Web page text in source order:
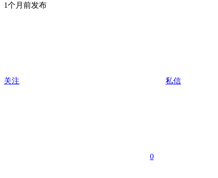
1个月前发布
关注 私信
0